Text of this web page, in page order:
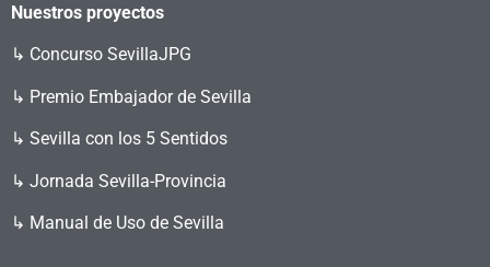
Nuestros proyectos
↳ Concurso SevillaJPG
↳ Premio Embajador de Sevilla
↳ Sevilla con los 5 Sentidos
↳ Jornada Sevilla-Provincia
↳ Manual de Uso de Sevilla